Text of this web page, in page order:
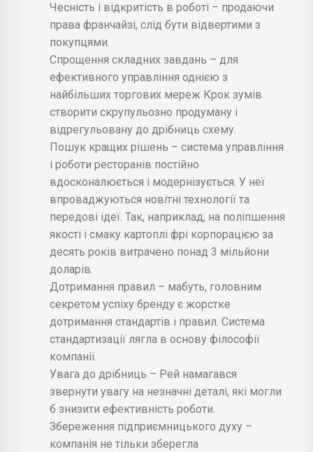
Чесність і відкритість в роботі – продаючи
права франчайзі, слід бути відвертими з
покупцями.
Спрощення складних завдань – для
ефективного управління однією з
найбільших торгових мереж Крок зумів
створити скрупульозно продуману і
відрегульовану до дрібниць схему.
Пошук кращих рішень – система управління
і роботи ресторанів постійно
вдосконалюється і модернізується. У неї
впроваджуються новітні технології та
передові ідеї. Так, наприклад, на поліпшення
якості і смаку картоплі фрі корпорацією за
десять років витрачено понад 3 мільйони
доларів.
Дотримання правил – мабуть, головним
секретом успіху бренду є жорстке
дотримання стандартів і правил. Система
стандартизації лягла в основу філософії
компанії.
Увага до дрібниць – Рей намагався
звернути увагу на незначні деталі, які могли
б знизити ефективність роботи.
Збереження підприємницького духу –
компанія не тільки зберегла